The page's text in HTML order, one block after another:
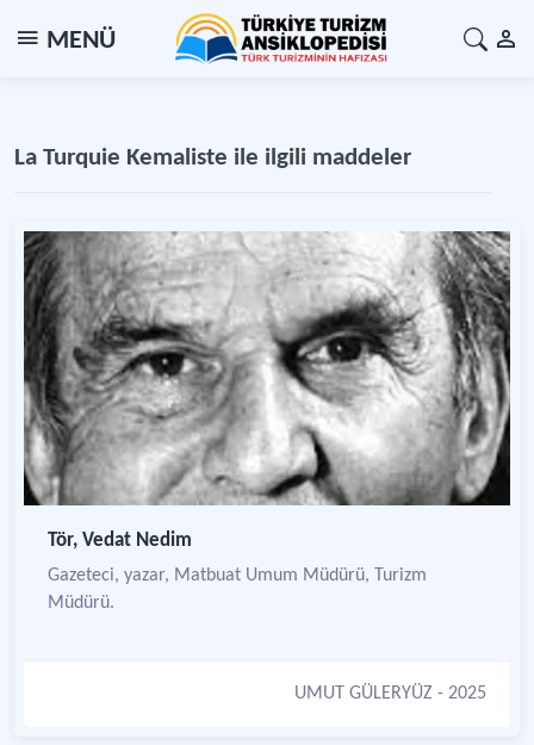
MENÜ
La Turquie Kemaliste ile ilgili maddeler
Tör, Vedat Nedim
Gazeteci, yazar, Matbuat Umum Müdürü, Turizm
Müdürü.
UMUT GÜLERYÜZ - 2025